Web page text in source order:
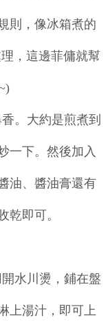
則，像冰箱煮的
，這邊菲傭就幫
。大約是煎煮到
一下。然後加入
油、醬油膏還有
乾即可。
水川燙，鋪在盤
上湯汁，即可上